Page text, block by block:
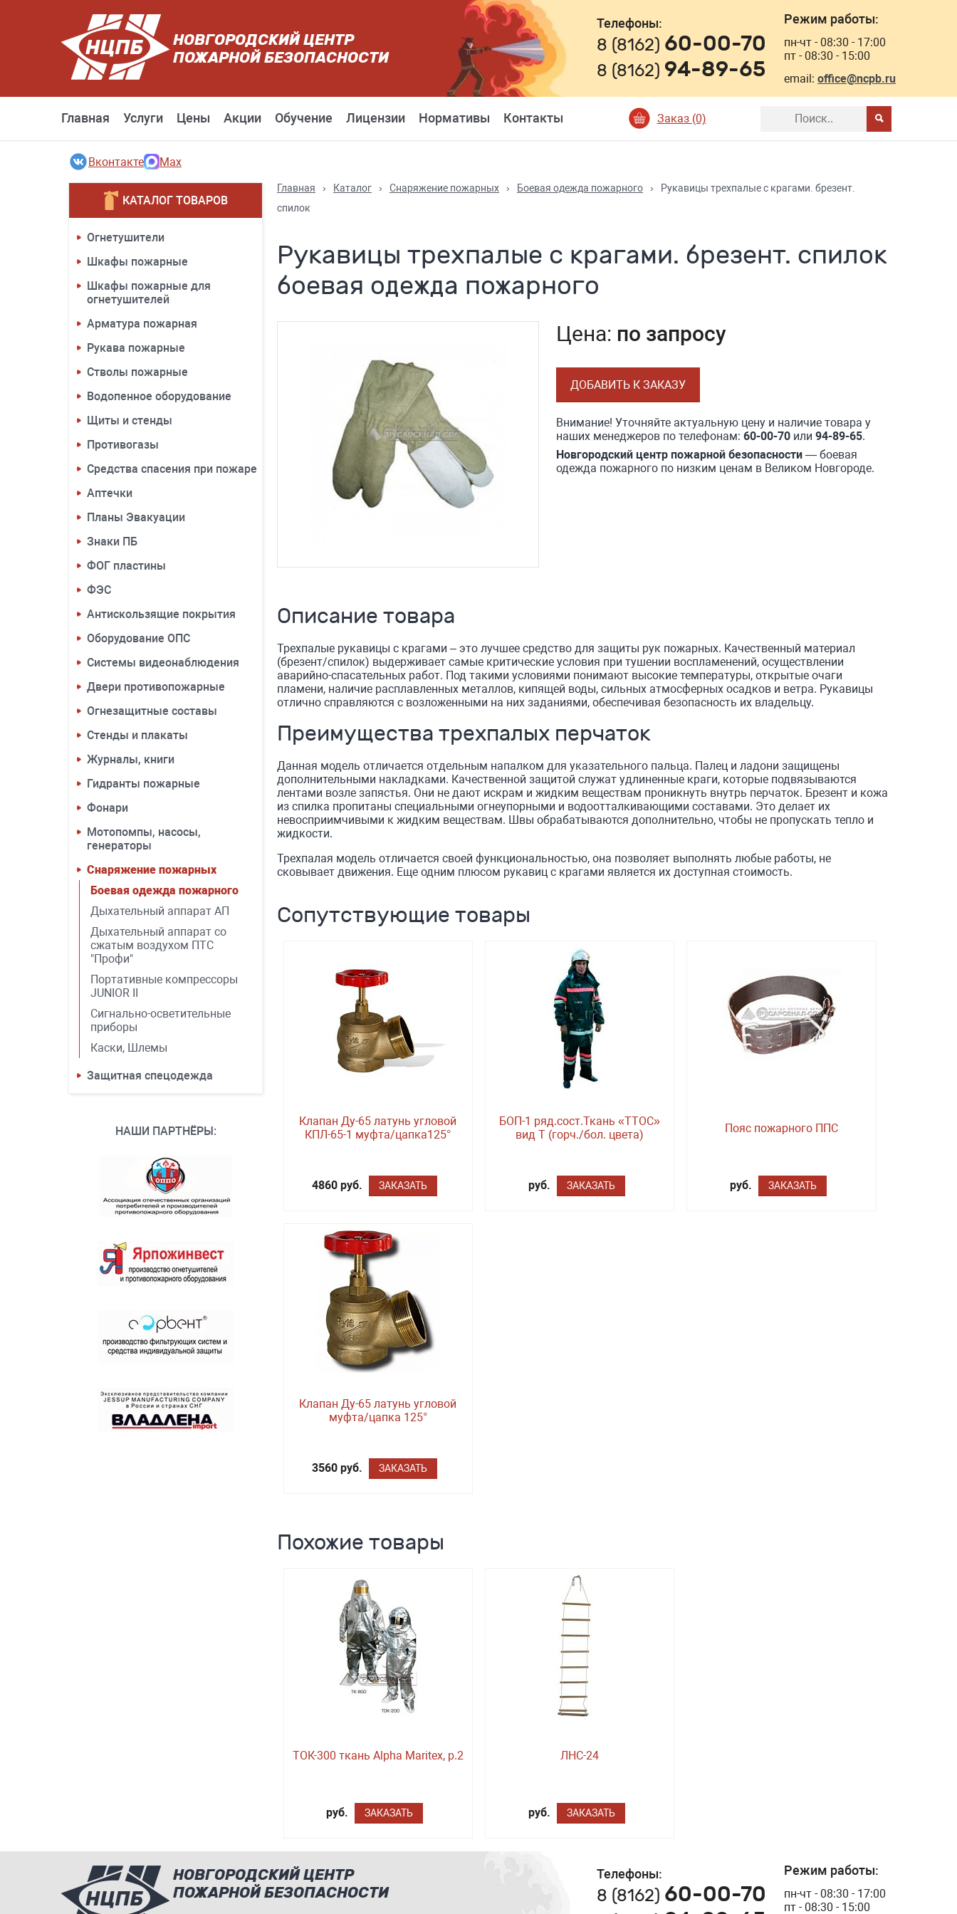
НОВГОРОДСКИЙ ЦЕНТР
ПОЖАРНОЙ БЕЗОПАСНОСТИ
Телефоны:
8 (8162) 60-00-70
8 (8162) 94-89-65
Режим работы:
пн-чт - 08:30 - 17:00
пт - 08:30 - 15:00
email: office@ncpb.ru
Главная Услуги Цены Акции Обучение Лицензии Нормативы Контакты Заказ (0)
Вконтакте Max
КАТАЛОГ ТОВАРОВ
Огнетушители
Шкафы пожарные
Шкафы пожарные для
огнетушителей
Арматура пожарная
Рукава пожарные
Стволы пожарные
Водопенное оборудование
Щиты и стенды
Противогазы
Средства спасения при пожаре
Аптечки
Планы Эвакуации
Знаки ПБ
ФОГ пластины
ФЭС
Антискользящие покрытия
Оборудование ОПС
Системы видеонаблюдения
Двери противопожарные
Огнезащитные составы
Стенды и плакаты
Журналы, книги
Гидранты пожарные
Фонари
Мотопомпы, насосы,
генераторы
Снаряжение пожарных
Боевая одежда пожарного
Дыхательный аппарат АП
Дыхательный аппарат со
сжатым воздухом ПТС
"Профи"
Портативные компрессоры
JUNIOR II
Сигнально-осветительные
приборы
Каски, Шлемы
Защитная спецодежда
НАШИ ПАРТНЁРЫ:
Главная › Каталог › Снаряжение пожарных › Боевая одежда пожарного ›
Рукавицы трехпалые с крагами. брезент.
спилок
Рукавицы трехпалые с крагами. брезент. спилок
боевая одежда пожарного
Цена: по запросу
ДОБАВИТЬ К ЗАКАЗУ
Внимание! Уточняйте актуальную цену и наличие товара у
наших менеджеров по телефонам: 60-00-70или 94-89-65.
Новгородский центр пожарной безопасности— боевая
одежда пожарного по низким ценам в Великом Новгороде.
Описание товара
Трехпалые рукавицы с крагами – это лучшее средство для защиты рук пожарных. Качественный материал
(брезент/спилок) выдерживает самые критические условия при тушении воспламенений, осуществлении
аварийно-спасательных работ. Под такими условиями понимают высокие температуры, открытые очаги
пламени, наличие расплавленных металлов, кипящей воды, сильных атмосферных осадков и ветра. Рукавицы
отлично справляются с возложенными на них заданиями, обеспечивая безопасность их владельцу.
Преимущества трехпалых перчаток
Данная модель отличается отдельным напалком для указательного пальца. Палец и ладони защищены
дополнительными накладками. Качественной защитой служат удлиненные краги, которые подвязываются
лентами возле запястья. Они не дают искрам и жидким веществам проникнуть внутрь перчаток. Брезент и кожа
из спилка пропитаны специальными огнеупорными и водоотталкивающими составами. Это делает их
невосприимчивыми к жидким веществам. Швы обрабатываются дополнительно, чтобы не пропускать тепло и
жидкости.
Трехпалая модель отличается своей функциональностью, она позволяет выполнять любые работы, не
сковывает движения. Еще одним плюсом рукавиц с крагами является их доступная стоимость.
Сопутствующие товары
Клапан Ду-65 латунь угловой
КПЛ-65-1 муфта/цапка125°
4860 руб. ЗАКАЗАТЬ
БОП-1 ряд.сост.Ткань «ТТОС»
вид Т (горч./бол. цвета)
руб. ЗАКАЗАТЬ
Пояс пожарного ППС
руб. ЗАКАЗАТЬ
Клапан Ду-65 латунь угловой
муфта/цапка 125°
3560 руб. ЗАКАЗАТЬ
Похожие товары
ТОК-300 ткань Alpha Maritex, р.2
руб. ЗАКАЗАТЬ
ЛНС-24
руб. ЗАКАЗАТЬ
НОВГОРОДСКИЙ ЦЕНТР
ПОЖАРНОЙ БЕЗОПАСНОСТИ
Телефоны:
8 (8162) 60-00-70
Режим работы:
пн-чт - 08:30 - 17:00
пт - 08:30 - 15:00